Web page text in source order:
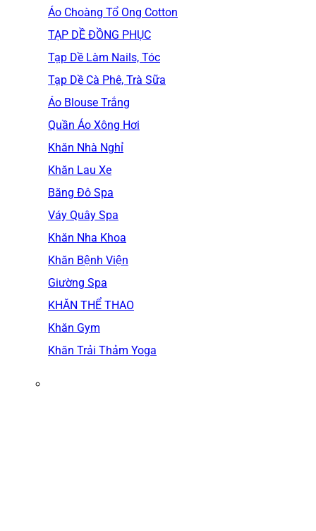
Áo Choàng Tổ Ong Cotton
TẠP DỀ ĐỒNG PHỤC
Tạp Dề Làm Nails, Tóc
Tạp Dề Cà Phê, Trà Sữa
Áo Blouse Trắng
Quần Áo Xông Hơi
Khăn Nhà Nghỉ
Khăn Lau Xe
Băng Đô Spa
Váy Quây Spa
Khăn Nha Khoa
Khăn Bệnh Viện
Giường Spa
KHĂN THỂ THAO
Khăn Gym
Khăn Trải Thảm Yoga